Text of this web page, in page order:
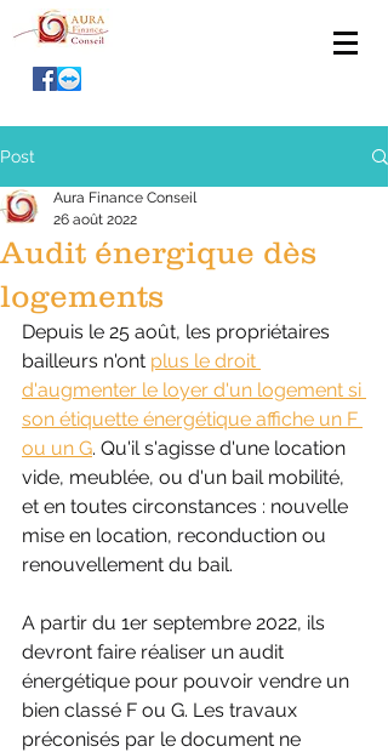
Post
Audit énergique dès
logements
Aura Finance Conseil
26 août 2022
Depuis le 25 août, les propriétaires
bailleurs n'ont plus le droit
d'augmenter le loyer d'un logement si
son étiquette énergétique affiche un F
ou un G. Qu'il s'agisse d'une location
vide, meublée, ou d'un bail mobilité,
et en toutes circonstances : nouvelle
mise en location, reconduction ou
renouvellement du bail.
A partir du 1er septembre 2022, ils
devront faire réaliser un audit
énergétique pour pouvoir vendre un
bien classé F ou G. Les travaux
préconisés par le document ne